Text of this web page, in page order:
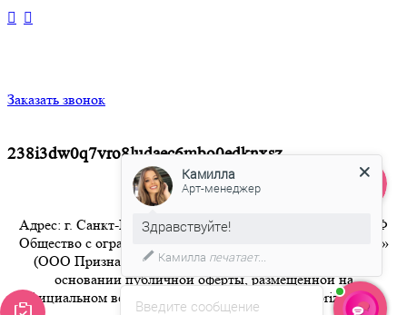
Заказать звонок
238i3dw0q7vro8ludaec6mbo0edknxsz
Адрес: г. Санкт-Петербург 8-800-350-94-36 Бесплатный РФ
Общество с ограниченной ответственностью «Признание»
(ООО Признание) осуществляет свою деятельность на
основании публичной оферты, размещенной на
официальном веб-сайте компании по адресу artpriznanie.ru
Введите сообщение
Камилла
Арт-менеджер
Здравствуйте!
Камилла печатает...